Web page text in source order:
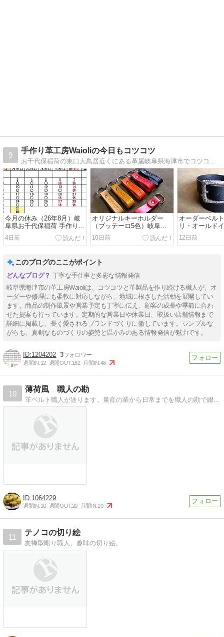
9
手作り革工房Waioliの今日もコツコツ
お千代保稲荷の東口大鳥居近くにある革屋岐阜県海津市でコツコツ手作りしながら販売しております。
今月の休み（26年8月）岐
阜県お千代保稲荷 手作り革
工房Waioli
4日前
オリジナルキーホルダー
（ブッテーロ5色）岐阜県
揖斐郡ACEAUTO様
10日前
オーダーベル
リ・オールド
黒・バックル
阜県海津市H様
12日前
このブログのここがポイント
丁寧な手仕事と多彩な情報発信
岐阜県海津市の革工房Waioliは、コツコツと革製品を作り続ける職人が、オ
ーダーや修理にも柔軟に対応しながら、地域に根ざした活動を展開してい
ます。商品の制作風景や営業予定も丁寧に伝え、顧客の成長や季節に合わ
せた提案も行っています。定期的な営業日や休業日、取扱い店舗情報まで
詳細に掲載し、長く愛されるブランドづくりに徹しています。シンプルな
がらも、真剣なものづくりの姿勢と温かみのある情報発信が魅力です。
1204202 3
週間IN:12 週間OUT:162 月間IN:48
10
薄荷風 職人の勘
革ベルト職人が送ります。量産の業から日常までを職人の勘で綴るブログ。
1064229
週間IN:10 週間OUT:20 月間IN:20
11
テノコの切り絵
友禅型彫り職人、趣味の切り絵。